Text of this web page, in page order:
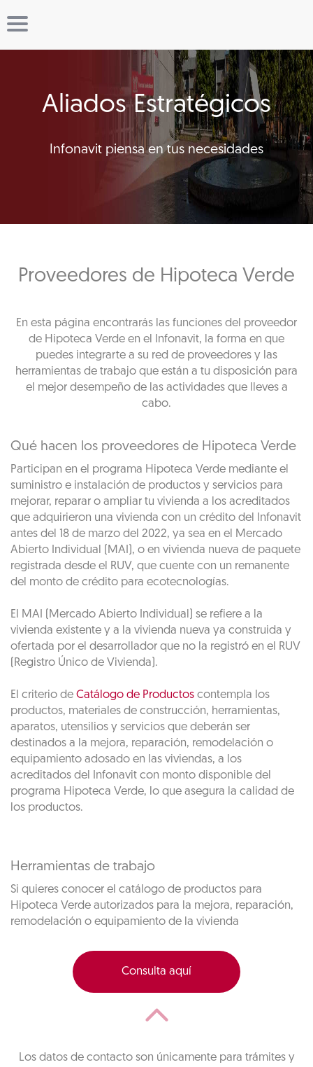
Aliados Estratégicos
Infonavit piensa en tus necesidades
Proveedores de Hipoteca Verde
En esta página encontrarás las funciones del proveedor
de Hipoteca Verde en el Infonavit, la forma en que
puedes integrarte a su red de proveedores y las
herramientas de trabajo que están a tu disposición para
el mejor desempeño de las actividades que lleves a
cabo.
Qué hacen los proveedores de Hipoteca Verde
Participan en el programa Hipoteca Verde mediante el
suministro e instalación de productos y servicios para
mejorar, reparar o ampliar tu vivienda a los acreditados
que adquirieron una vivienda con un crédito del Infonavit
antes del 18 de marzo del 2022, ya sea en el Mercado
Abierto Individual (MAI), o en vivienda nueva de paquete
registrada desde el RUV, que cuente con un remanente
del monto de crédito para ecotecnologías.
El MAI (Mercado Abierto Individual) se refiere a la
vivienda existente y a la vivienda nueva ya construida y
ofertada por el desarrollador que no la registró en el RUV
(Registro Único de Vivienda).
El criterio de Catálogo de Productos contempla los
productos, materiales de construcción, herramientas,
aparatos, utensilios y servicios que deberán ser
destinados a la mejora, reparación, remodelación o
equipamiento adosado en las viviendas, a los
acreditados del Infonavit con monto disponible del
programa Hipoteca Verde, lo que asegura la calidad de
los productos.
Herramientas de trabajo
Si quieres conocer el catálogo de productos para
Hipoteca Verde autorizados para la mejora, reparación,
remodelación o equipamiento de la vivienda
Consulta aquí
Los datos de contacto son únicamente para trámites y